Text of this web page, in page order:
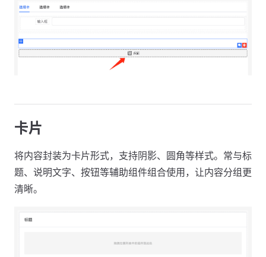
卡片
将内容封装为卡片形式，支持阴影、圆角等样式。常与标
题、说明文字、按钮等辅助组件组合使用，让内容分组更
清晰。